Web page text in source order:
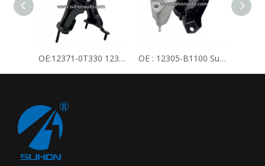
OE:12371-0T330 12371-0T150 Support de moteur Toyota OE : 12305-B1100 Support de moteur Toyota